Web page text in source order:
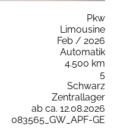
Pkw
Limousine
Feb / 2026
Automatik
4.500 km
5
Schwarz
Zentrallager
ab ca. 12.08.2026
083565_GW_APF-GE